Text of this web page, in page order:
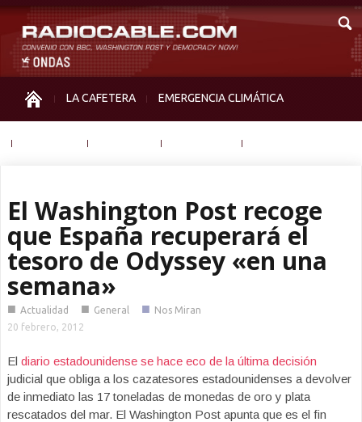
LA CAFETERA EMERGENCIA CLIMÁTICA
El Washington Post recoge
que España recuperará el
tesoro de Odyssey «en una
semana»
■ Actualidad ■ General ■ Nos Miran
20 febrero, 2012
El diario estadounidense se hace eco de la última decisión
judicial que obliga a los cazatesores estadounidenses a devolver
de inmediato las 17 toneladas de monedas de oro y plata
rescatados del mar. El Washington Post apunta que es el fin